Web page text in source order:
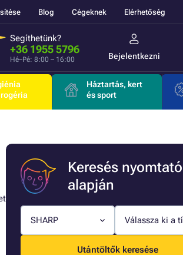
Blog Cégeknek Elérhetőség
Segíthetünk?
+36 1955 5796
Hé–Pé: 8:00 – 16:00 Bejelentkezni
Háztartás, kert
és sport
Keresés nyomtató
alapján
SHARP
Utántöltők keresése